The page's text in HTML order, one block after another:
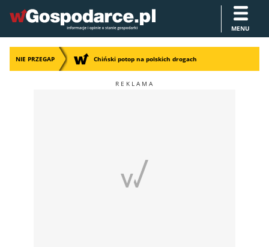
MENU
NIE PRZEGAP Chiński potop na polskich drogach